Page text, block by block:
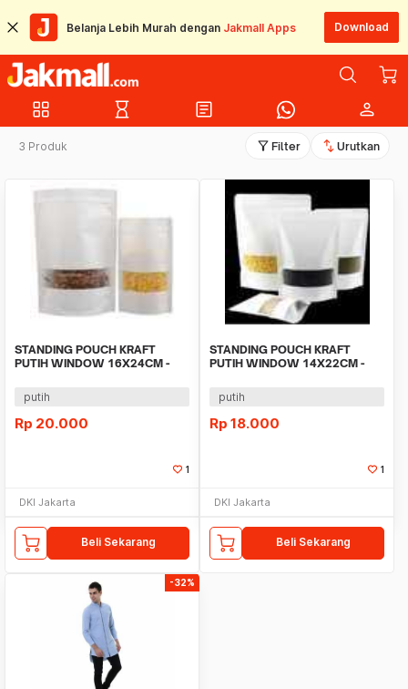
Belanja Lebih Murah dengan Jakmall Apps Download
grid_view hourglass_empty article person
3 Produk filter_alt Filter swap_vert Urutkan
STANDING POUCH KRAFT
PUTIH WINDOW 16X24CM -
putih
Rp 20.000
1
DKI Jakarta
Beli Sekarang
STANDING POUCH KRAFT
PUTIH WINDOW 14X22CM -
putih
Rp 18.000
1
DKI Jakarta
Beli Sekarang
-32%